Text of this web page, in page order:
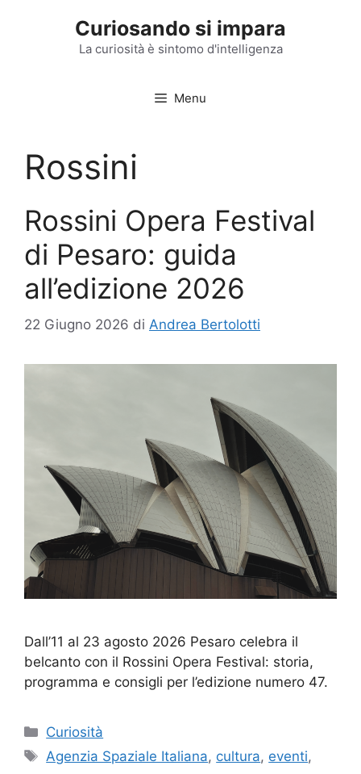
Curiosando si impara
La curiosità è sintomo d'intelligenza
Menu
Rossini
Rossini Opera Festival
di Pesaro: guida
all’edizione 2026
22 Giugno 2026 di Andrea Bertolotti
Dall’11 al 23 agosto 2026 Pesaro celebra il
belcanto con il Rossini Opera Festival: storia,
programma e consigli per l’edizione numero 47.
Categorie
Curiosità
Tag
Agenzia Spaziale Italiana, cultura, eventi,